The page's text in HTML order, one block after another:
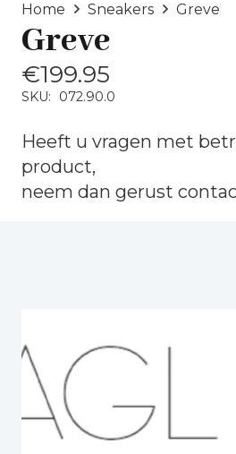
Home Sneakers Greve
Greve
€199.95
SKU: 072.90.0
Heeft u vragen met
product,
neem dan gerust